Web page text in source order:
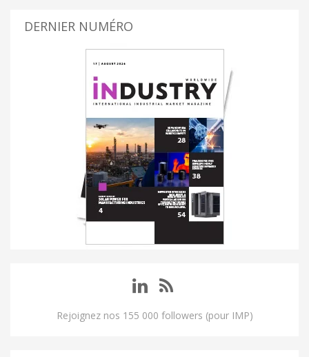
DERNIER NUMÉRO
Rejoignez nos 155 000 followers (pour IMP)